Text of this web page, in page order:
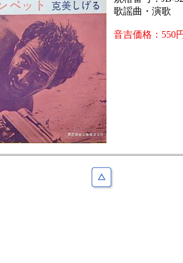
歌謡曲・演歌
音吉価格：550